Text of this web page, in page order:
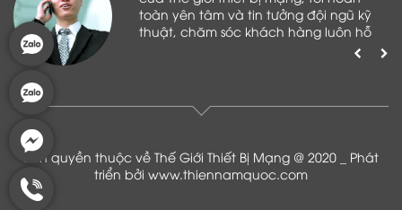
toàn yên tâm và tin tưởng đội ngũ kỹ
thuật, chăm sóc khách hàng luôn hỗ
Bản quyền thuộc về Thế Giới Thiết Bị Mạng @ 2020 _ Phát
triển bởi www.thiennamquoc.com